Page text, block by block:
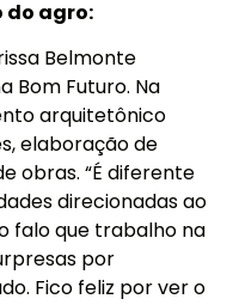
do agro:
Belmonte
Bom Futuro. Na
arquitetônico
elaboração de
obras. “É diferente
direcionadas ao
falo que trabalho na
por
Fico feliz por ver o